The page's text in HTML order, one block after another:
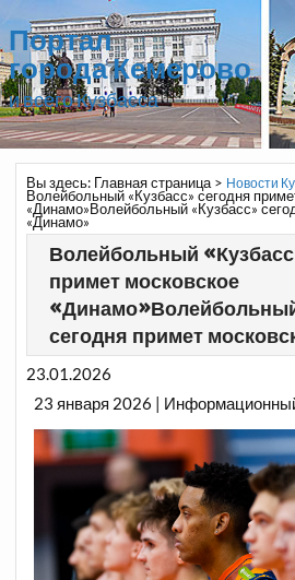
Портал
города Кемерово
и всего Кузбасса
Вы здесь: Главная страница> Новости
Волейбольный «Кузбасс» сегодня
«Динамо»Волейбольный «Кузбасс»
«Динамо»
Волейбольный
примет московское
сегодня примет
23.01.2026
23 января 2026 |